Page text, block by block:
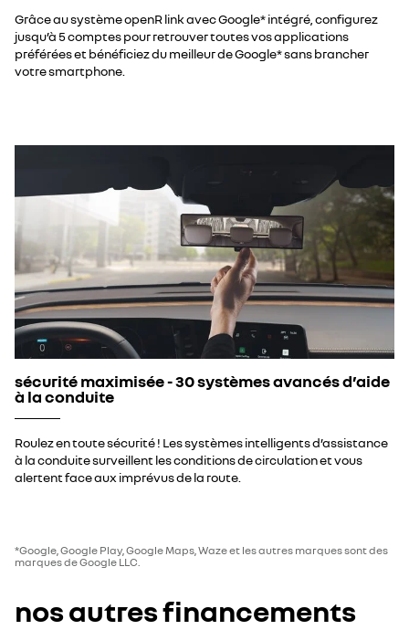
Grâce au système openR link avec Google* intégré, configurez
jusqu’à 5 comptes pour retrouver toutes vos applications
préférées et bénéficiez du meilleur de Google* sans brancher
votre smartphone.
sécurité maximisée - 30 systèmes avancés d’aide
à la conduite
Roulez en toute sécurité ! Les systèmes intelligents d’assistance
à la conduite surveillent les conditions de circulation et vous
alertent face aux imprévus de la route.
*Google, Google Play, Google Maps, Waze et les autres marques sont des
marques de Google LLC.
nos autres financements